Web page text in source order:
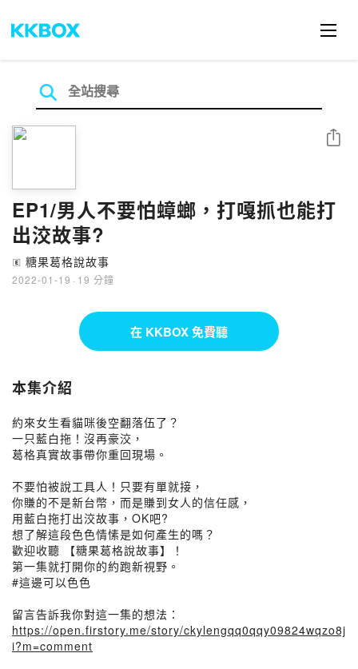
EP1/男人不要怕蟑螂，打嘎抓也能打
出洨故事?
🄴 糖果葛格說故事
2022-01-19 · 19 分鐘
分享
在 KKBOX 免費聽
本集介紹
約來女生看貓咪後空翻落伍了？
一只藍白拖！沒再豪洨，
葛格真實故事帶你重回現場。
不要怕被說工具人！只要有單就接，
你賺的不是新台幣，而是賺到女人的信任感，
用藍白拖打出洨故事，OK吧?
想了解這段色色情愫是如何產生的嗎？
歡迎收聽 【糖果葛格說故事】！
第一集就打開你的約跑新視野。
#這邊可以色色
留言告訴我你對這一集的想法：
https://open.firstory.me/story/ckylengqq0qqy09824wqzo8j
i?m=comment